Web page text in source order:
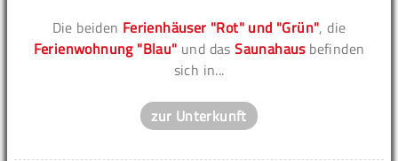
Die beiden Ferienhäuser "Rot" und "Grün", die
Ferienwohnung "Blau" und dasSaunahausbefinden
sich in...
zur Unterkunft